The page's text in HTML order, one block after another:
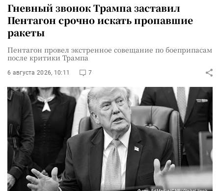
Гневный звонок Трампа заставил
Пентагон срочно искать пропавшие
ракеты
Пентагон провел экстренное совещание по боеприпасам
после критики Трампа
6 августа 2026, 10:11 7